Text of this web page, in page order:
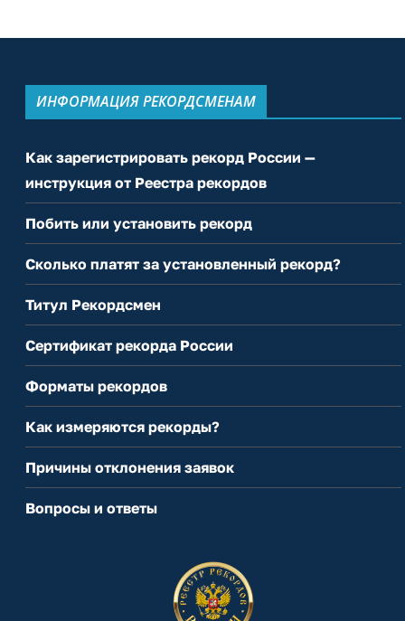
ИНФОРМАЦИЯ РЕКОРДСМЕНАМ
Как зарегистрировать рекорд России —
инструкция от Реестра рекордов
Побить или установить рекорд
Сколько платят за установленный рекорд?
Титул Рекордсмен
Сертификат рекорда России
Форматы рекордов
Как измеряются рекорды?
Причины отклонения заявок
Вопросы и ответы